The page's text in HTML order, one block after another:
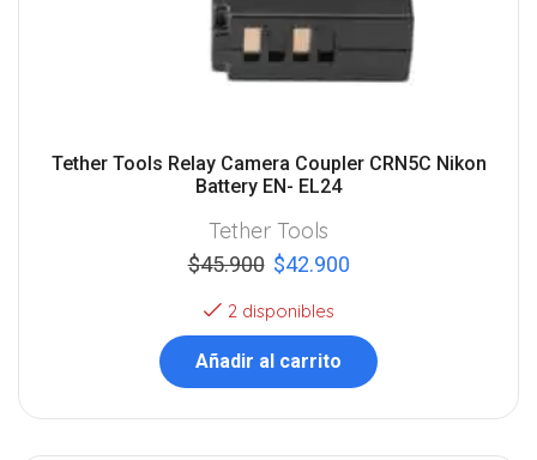
Tether Tools Relay Camera Coupler CRN5C Nikon
Battery EN- EL24
Tether Tools
$45.900 $42.900
2 disponibles
Añadir al carrito